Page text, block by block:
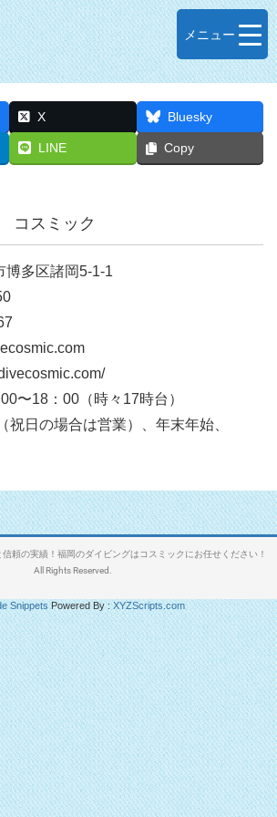
メニュー
X Bluesky
LINE Copy
コスミック
博多区諸岡5-1-1
18：00（時々17時台）
日の場合は営業）、年末年始、
頼の実績！福岡のダイビングはコスミックにお任せください！
All Rights Reserved.
SnippetsPowered By :XYZScripts.com